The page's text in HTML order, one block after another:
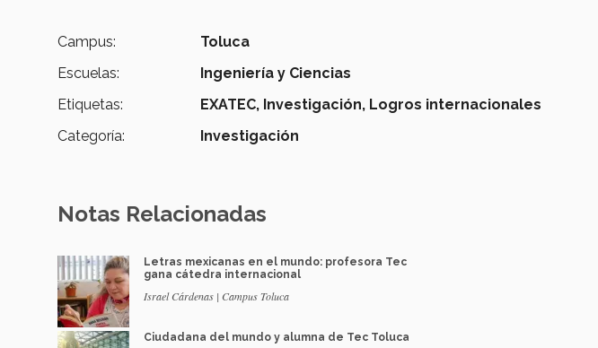
Campus:
Toluca
Escuelas:
Ingeniería y Ciencias
Etiquetas:
EXATEC, Investigación, Logros internacionales
Categoría:
Investigación
Notas Relacionadas
Letras mexicanas en el mundo: profesora Tec
gana cátedra internacional
Israel Cárdenas | Campus Toluca
Ciudadana del mundo y alumna de Tec Toluca